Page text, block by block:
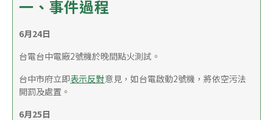
一、事件過程
6月24日
台電台中電廠2號機於晚間點火測試。
台中市府立即表示反對意見，如台電啟動2號機，將依空污法
開罰及處置。
6月25日